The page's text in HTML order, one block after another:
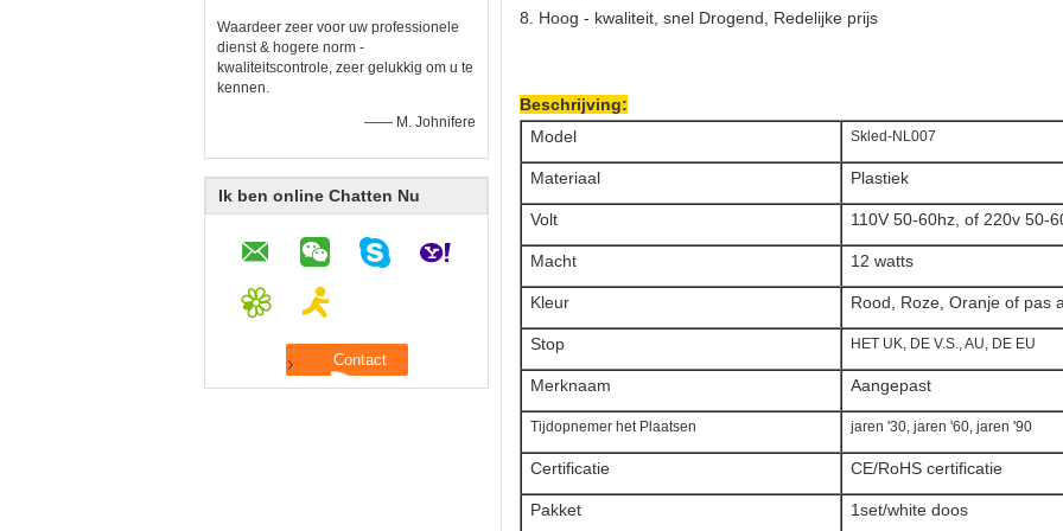
Waardeer zeer voor uw professionele
dienst & hogere norm -
kwaliteitscontrole, zeer gelukkig om u te
kennen.
—— M. Johnifere
Ik ben online Chatten Nu
8. Hoog - kwaliteit, snel Drogend, Redelijke prijs
Beschrijving:
Model
Skled-NL007
Materiaal Plastiek
Volt 110V 50-60hz, of 220v 50-
Macht 12 watts
Kleur Rood, Roze, Oranje of pas
Stop HET UK, DE V.S., AU, DE EU
Merknaam Aangepast
Tijdopnemer het Plaatsen jaren '30, jaren '60, jaren '90
Certificatie CE/RoHS certificatie
Pakket 1set/white doos